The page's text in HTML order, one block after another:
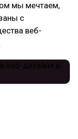
мы мечтаем,
с
веб-